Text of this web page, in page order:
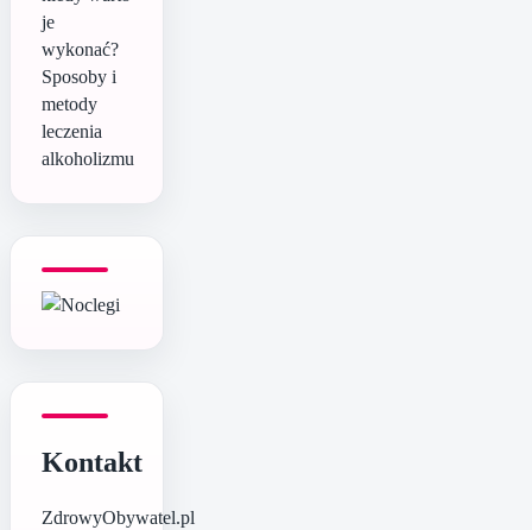
je
wykonać?
Sposoby i
metody
leczenia
alkoholizmu
Kontakt
ZdrowyObywatel.pl